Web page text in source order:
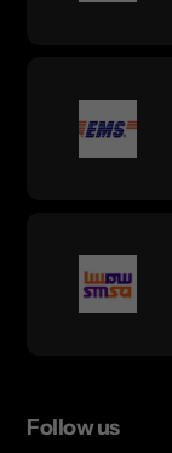
Follow us